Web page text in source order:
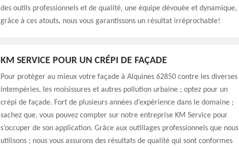
des outils professionnels et de qualité, une équipe dévouée et dynamique,
grâce à ces atouts, nous vous garantissons un résultat irréprochable!
KM SERVICE POUR UN CRÉPI DE FAÇADE
Pour protéger au mieux votre façade à Alquines 62850 contre les diverses
intempéries, les moisissures et autres pollution urbaine ; optez pour un
crépi de façade. Fort de plusieurs années d’expérience dans le domaine ;
sachez que, vous pouvez compter sur notre entreprise KM Service pour
s’occuper de son application. Grâce aux outillages professionnels que nous
utilisons ; nous vous assurons des résultats de qualité qui sont conformes